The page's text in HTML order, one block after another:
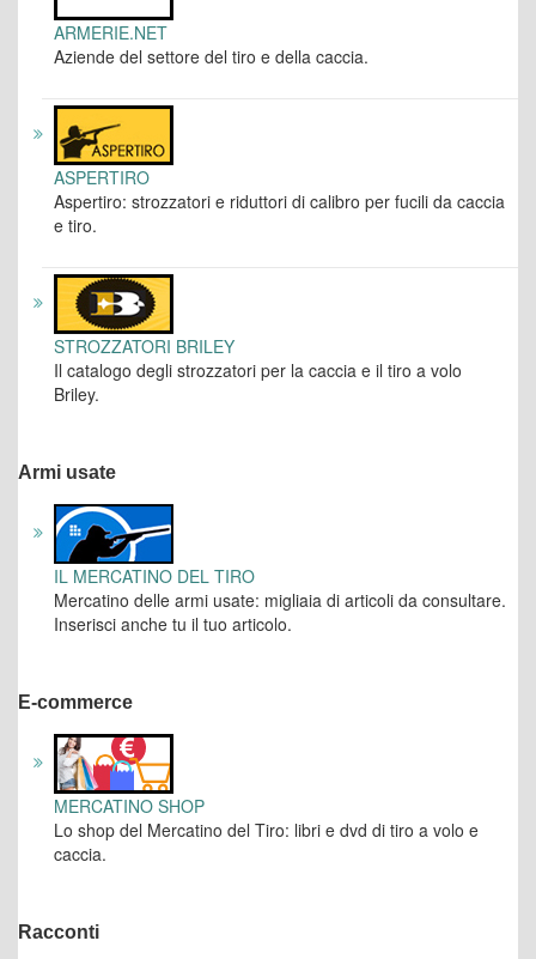
ARMERIE.NET
Aziende del settore del tiro e della caccia.
ASPERTIRO
Aspertiro: strozzatori e riduttori di calibro per fucili da caccia
e tiro.
STROZZATORI BRILEY
Il catalogo degli strozzatori per la caccia e il tiro a volo
Briley.
Armi usate
IL MERCATINO DEL TIRO
Mercatino delle armi usate: migliaia di articoli da consultare.
Inserisci anche tu il tuo articolo.
E-commerce
MERCATINO SHOP
Lo shop del Mercatino del Tiro: libri e dvd di tiro a volo e
caccia.
Racconti